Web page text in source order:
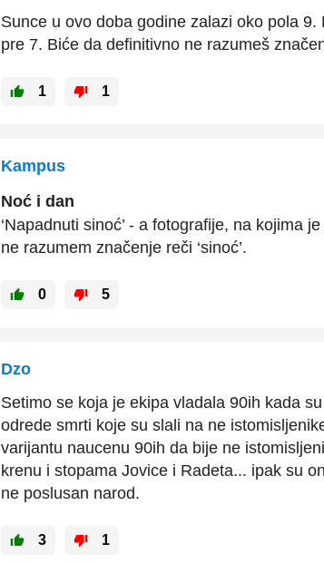
Sunce u ovo doba godine zalazi oko pola
pre 7. Biće da definitivno ne razumeš
1 1
Kampus
Noć i dan
‘Napadnuti sinoć’ - a fotografije, na kojima
ne razumem značenje reči ‘sinoć’.
0 5
Dzo
Setimo se koja je ekipa vladala 90ih kada
odrede smrti koje su slali na ne
varijantu naucenu 90ih da bije ne
krenu i stopama Jovice i Radeta... ipak su
ne poslusan narod.
3 1